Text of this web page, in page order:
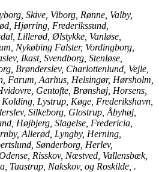
Skive, Viborg, Rønne, Valby,
Hjørring, Frederikssund,
Lillerød, Ølstykke, Vanløse,
Nykøbing Falster, Vordingborg,
Ikast, Svendborg, Stenløse,
Brønderslev, Charlottenlund, Vejle,
Farum, Aarhus, Helsingør, Hørsholm,
Gentofte, Brønshøj, Horsens,
Lystrup, Køge, Frederikshavn,
Silkeborg, Glostrup, Åbyhøj,
Højbjerg, Slagelse, Fredericia,
Allerød, Lyngby, Herning,
Sønderborg, Herlev,
Risskov, Næstved, Vallensbæk,
Taastrup, Nakskov, og Roskilde, .